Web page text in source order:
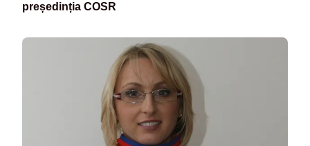
președinția COSR